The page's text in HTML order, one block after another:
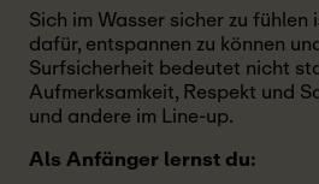
Sich im Wasser sicher zu
dafür, entspannen zu können
Surfsicherheit bedeutet nicht
Aufmerksamkeit, Respekt und
und andere im Line-up.
Als Anfänger lernst du: